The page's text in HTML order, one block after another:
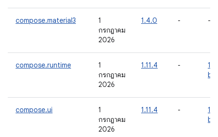
compose.material3
1
กรกฎาคม
2026
1.4.0 - -
compose.runtime
1
กรกฎาคม
2026
1.11.4 -
compose.ui
1
กรกฎาคม
2026
1.11.4 -